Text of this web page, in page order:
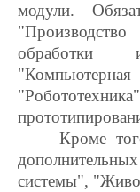
модули.
обработки
Кроме
системы",